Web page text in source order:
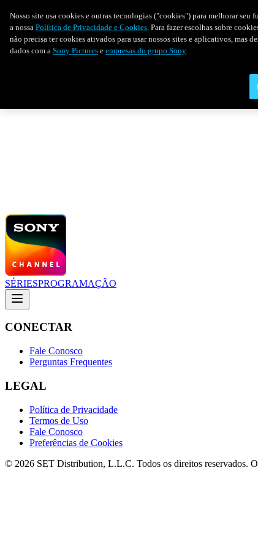
SÉRIESPROGRAMAÇÃO
CONECTAR
Fale Conosco
Perguntas Frequentes
LEGAL
Política de Privacidade
Termos de Uso
Fale Conosco
Preferências de Cookies
© 2026 SET Distribution, L.L.C. Todos os direitos reservados.
Nosso site usa cookies e outras tecnologias ("cookies") para melhorar seu
a nossa Política de Privacidade e Cookies. Para fazer escolhas sobre
não precisa ter cookies ativados para usar nossos sites e aplicativos, mas
dados com a Sony Pictures e empresas do grupo Sony.